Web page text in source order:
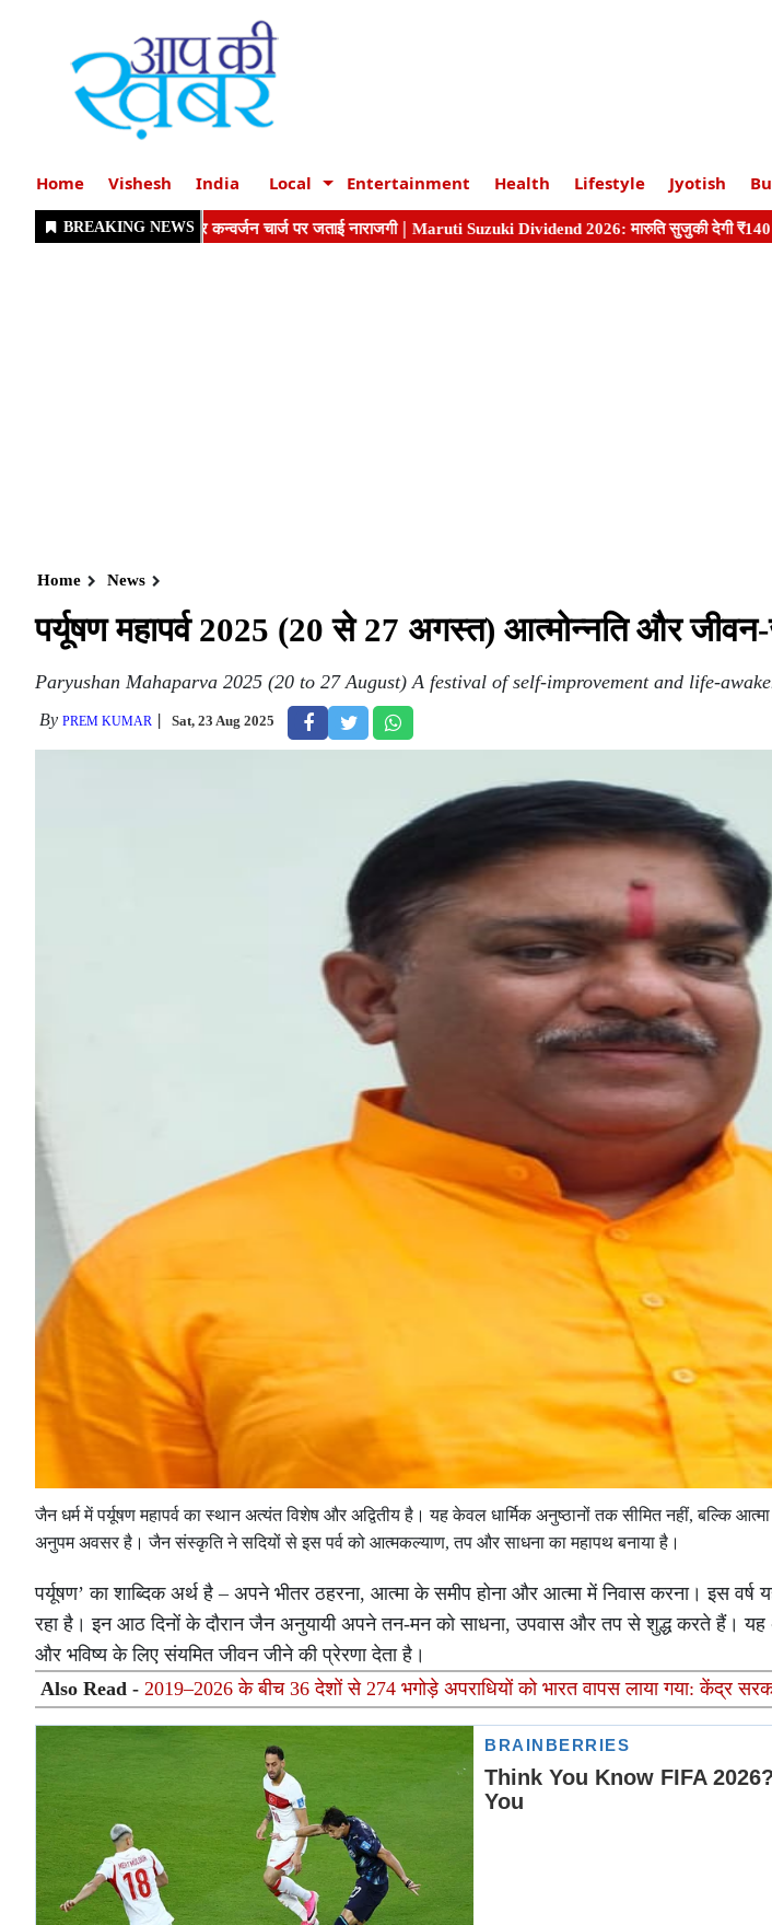
Home Vishesh India Local Entertainment Health Lifestyle Jyotish
Home News
पर्यूषण महापर्व 2025 (20 से 27 अगस्त) आत्मोन्नति और जीवन-
Paryushan Mahaparva 2025 (20 to 27 August) A festival of self-improvement and life-
By PREM KUMAR Sat, 23 Aug 2025
जैन धर्म में पर्यूषण महापर्व का स्थान अत्यंत विशेष और अद्वितीय है। यह केवल धार्मिक अनुष्ठानों तक सीमित नहीं, बल्कि
अनुपम अवसर है। जैन संस्कृति ने सदियों से इस पर्व को आत्मकल्याण, तप और साधना का महापथ बनाया है।
पर्यूषण’ का शाब्दिक अर्थ है – अपने भीतर ठहरना, आत्मा के समीप होना और आत्मा में निवास करना। इस
रहा है। इन आठ दिनों के दौरान जैन अनुयायी अपने तन-मन को साधना, उपवास और तप से शुद्ध करते हैं। यह
और भविष्य के लिए संयमित जीवन जीने की प्रेरणा देता है।
Also Read - 2019–2026 के बीच 36 देशों से 274 भगोड़े अपराधियों को भारत वापस लाया गया: केंद्र